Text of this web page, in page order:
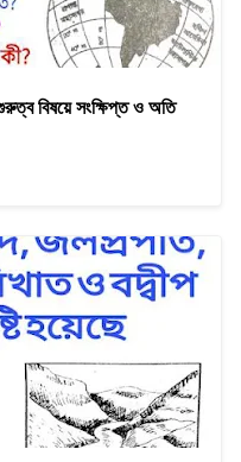
বিষয়ে সংক্ষিপ্ত ও অতি